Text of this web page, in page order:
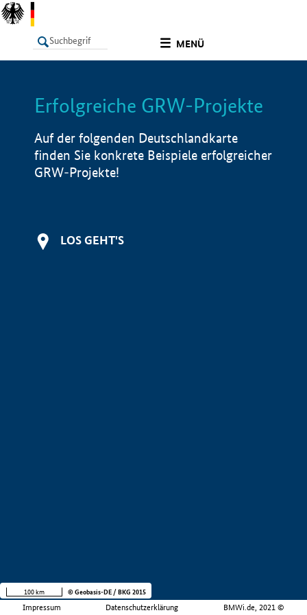
MENÜ
LISTE Info
Erfolgreiche GRW-Projekte
Auf der folgenden Deutschlandkarte
finden Sie konkrete Beispiele erfolgreicher
GRW-Projekte!
LOS GEHT'S
Impressum Datenschutzerklärung BMWi.de, 2021 ©
100 km © Geobasis-DE / BKG 2015